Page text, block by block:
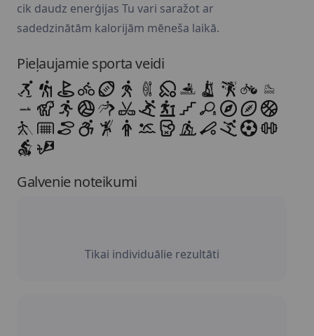
cik daudz enerģijas Tu vari saražot ar
sadedzinātām kalorijām mēneša laikā.
Pieļaujamie sporta veidi
Galvenie noteikumi
Tikai individuālie rezultāti